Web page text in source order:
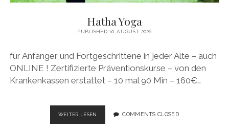
Hatha Yoga
PUBLISHED 10. AUGUST 2026
für Anfänger und Fortgeschrittene in jeder Alte – auch
ONLINE ! Zertifizierte Präventionskurse – von den
Krankenkassen erstattet – 10 mal 90 Min – 160€…
WEITER LESEN HATHA
YOGA
COMMENTS CLOSED